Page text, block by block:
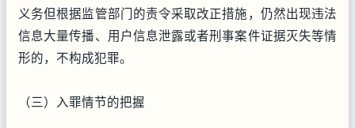
义务但根据监管部门的责令采取改正措施，仍然出现违法
信息大量传播、用户信息泄露或者刑事案件证据灭失等情
形的，不构成犯罪。
（三）入罪情节的把握